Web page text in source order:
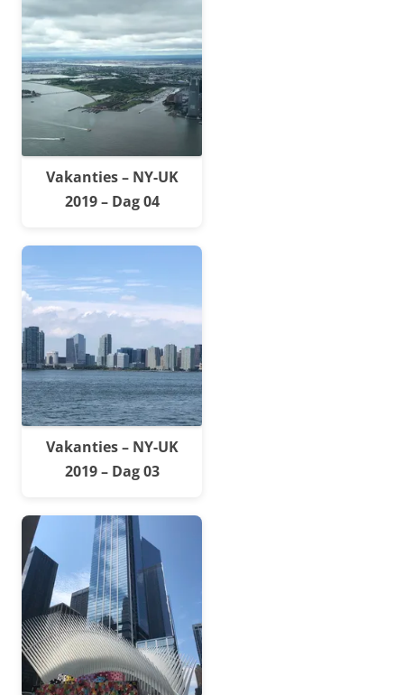
Vakanties – NY-UK
2019 – Dag 04
Vakanties – NY-UK
2019 – Dag 03